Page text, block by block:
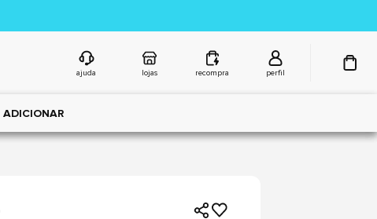
ajuda lojas recompra perfil
ADICIONAR